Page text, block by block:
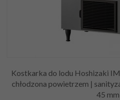
Kostkarka do lodu Hoshizaki
chłodzona powietrzem |
45 mm